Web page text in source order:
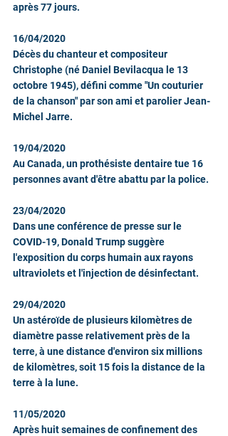
après 77 jours.
16/04/2020
Décès du chanteur et compositeur
Christophe (né Daniel Bevilacqua le 13
octobre 1945), défini comme "Un couturier
de la chanson" par son ami et parolier Jean-
Michel Jarre.
19/04/2020
Au Canada, un prothésiste dentaire tue 16
personnes avant d'être abattu par la police.
23/04/2020
Dans une conférence de presse sur le
COVID-19, Donald Trump suggère
l'exposition du corps humain aux rayons
ultraviolets et l'injection de désinfectant.
29/04/2020
Un astéroïde de plusieurs kilomètres de
diamètre passe relativement près de la
terre, à une distance d'environ six millions
de kilomètres, soit 15 fois la distance de la
terre à la lune.
11/05/2020
Après huit semaines de confinement des